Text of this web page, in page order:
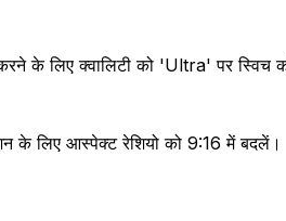
के लिए क्वालिटी को 'Ultra' पर स्विच
के लिए आस्पेक्ट रेशियो को 9:16 में बदलें।